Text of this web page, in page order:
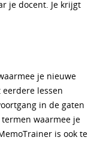
je docent. Je krijgt
je nieuwe
lessen
in de gaten
waarmee je
is ook te